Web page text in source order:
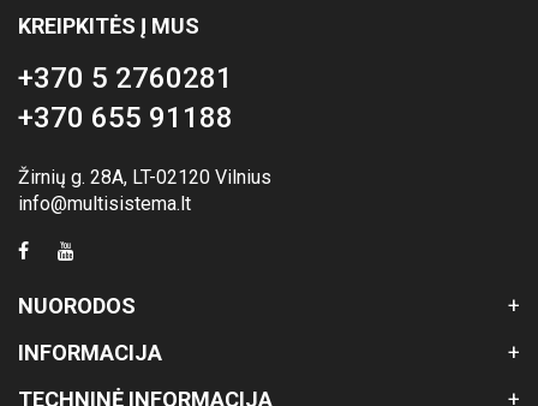
KREIPKITĖS Į MUS
+370 5 2760281
+370 655 91188
Žirnių g. 28A, LT-02120 Vilnius
info@multisistema.lt
NUORODOS
INFORMACIJA
TECHNINĖ INFORMACIJA